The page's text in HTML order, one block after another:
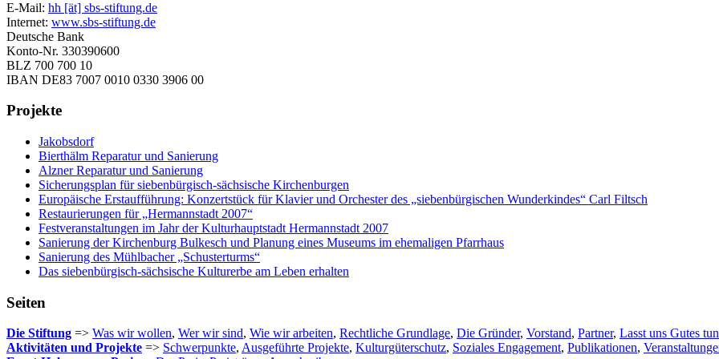
E-Mail: hh [ät] sbs-stiftung.de
Internet: www.sbs-stiftung.de
Deutsche Bank
Konto-Nr. 330390600
BLZ 700 700 10
IBAN DE83 7007 0010 0330 3906 00
Projekte
Jakobsdorf
Bierthälm Reparatur und Sanierung
Alzner Reparatur und Sanierung
Sicherungsplan für siebenbürgisch-sächsische Kirchenburgen
Europäische Erstaufführung: Konzertstück für Klavier und Orchester des „siebenbürgischen Wunderkindes“ Carl Filtsch
Restaurierungen für „Hermannstadt 2007“
Festveranstaltungen im Jahr der Kulturhauptstadt Hermannstadt 2007
Sanierung der Kirchenburg Bulkesch und Planung eines Museums im ehemaligen Pfarrhaus
Sanierung des Mühlbacher „Schusterturms“
Das siebenbürgisch-sächsische Kulturerbe am Leben erhalten
Seiten
Die Stiftung => Was wir wollen, Wer wir sind, Wie wir arbeiten, Rechtliche Grundlage, Die Gründer, Vorstand, Partner, Lasst uns Gutes tun
Aktivitäten und Projekte => Schwerpunkte, Ausgeführte Projekte, Kulturgüterschutz, Soziales Engagement, Publikationen,